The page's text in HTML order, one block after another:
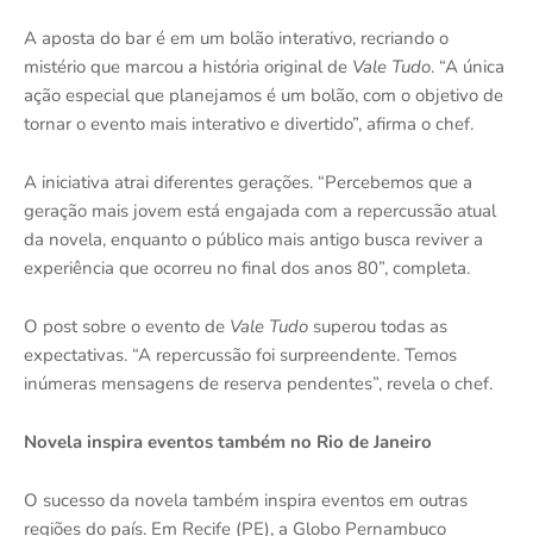
A aposta do bar é em um bolão interativo, recriando o
mistério que marcou a história original de Vale Tudo. “A única
ação especial que planejamos é um bolão, com o objetivo de
tornar o evento mais interativo e divertido”, afirma o chef.
A iniciativa atrai diferentes gerações. “Percebemos que a
geração mais jovem está engajada com a repercussão atual
da novela, enquanto o público mais antigo busca reviver a
experiência que ocorreu no final dos anos 80”, completa.
O post sobre o evento de Vale Tudo superou todas as
expectativas. “A repercussão foi surpreendente. Temos
inúmeras mensagens de reserva pendentes”, revela o chef.
Novela inspira eventos também no Rio de Janeiro
O sucesso da novela também inspira eventos em outras
regiões do país. Em Recife (PE), a Globo Pernambuco